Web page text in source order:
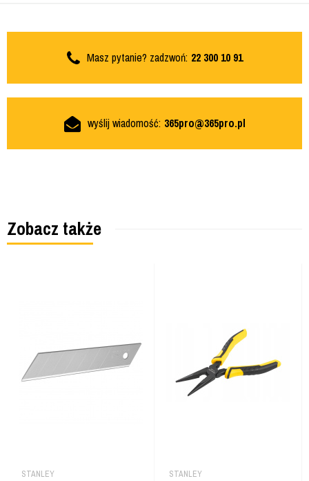
Masz pytanie? zadzwoń: 22 300 10 91
wyślij wiadomość: 365pro@365pro.pl
Zobacz także
STANLEY STANLEY